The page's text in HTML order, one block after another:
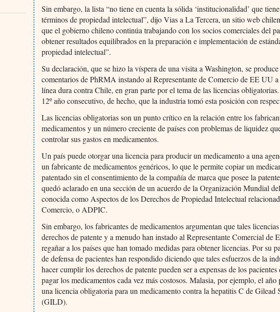
Sin embargo, la lista “no tiene en cuenta la sólida ‘institucionalidad’ que
términos de propiedad intelectual”, dijo Vias a La Tercera, un sitio web
que el gobierno chileno continúa trabajando con los socios comerciales del
obtener resultados equilibrados en la preparación e implementación de
propiedad intelectual”.
Su declaración, que se hizo la víspera de una visita a Washington, se
comentarios de PhRMA instando al Representante de Comercio de EE UU a
línea dura contra Chile, en gran parte por el tema de las licencias
12º año consecutivo, de hecho, que la industria tomó esta posición con
Las licencias obligatorias son un punto crítico en la relación entre los
medicamentos y un número creciente de países con problemas de liquidez
controlar sus gastos en medicamentos.
Un país puede otorgar una licencia para producir un medicamento a una
un fabricante de medicamentos genéricos, lo que le permite copiar un
patentado sin el consentimiento de la compañía de marca que posee la
quedó aclarado en una sección de un acuerdo de la Organización Mundial
conocida como Aspectos de los Derechos de Propiedad Intelectual
Comercio, o ADPIC.
Sin embargo, los fabricantes de medicamentos argumentan que tales
derechos de patente y a menudo han instado al Representante Comercial de
regañar a los países que han tomado medidas para obtener licencias. Por su
de defensa de pacientes han respondido diciendo que tales esfuerzos de la
hacer cumplir los derechos de patente pueden ser a expensas de los
pagar los medicamentos cada vez más costosos. Malasia, por ejemplo, el año
una licencia obligatoria para un medicamento contra la hepatitis C de Gilead
(GILD).